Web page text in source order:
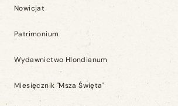
Nowicjat
Patrimonium
Wydawnictwo Hlondianum
Miesięcznik "Msza Święta"